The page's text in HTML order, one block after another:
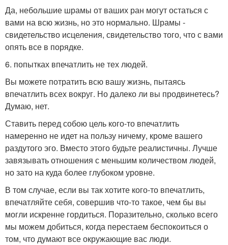
Да, небольшие шрамы от ваших ран могут остаться с
вами на всю жизнь, но это нормально. Шрамы -
свидетельство исцеления, свидетельство того, что с вами
опять все в порядке.
6. попытках впечатлить не тех людей.
Вы можете потратить всю вашу жизнь, пытаясь
впечатлить всех вокруг. Но далеко ли вы продвинетесь?
Думаю, нет.
Ставить перед собою цель кого-то впечатлить
намеренно не идет на пользу ничему, кроме вашего
раздутого эго. Вместо этого будьте реалистичны. Лучше
завязывать отношения с меньшим количеством людей,
но зато на куда более глубоком уровне.
В том случае, если вы так хотите кого-то впечатлить,
впечатляйте себя, совершив что-то такое, чем бы вы
могли искренне гордиться. Поразительно, сколько всего
мы можем добиться, когда перестаем беспокоиться о
том, что думают все окружающие вас люди.